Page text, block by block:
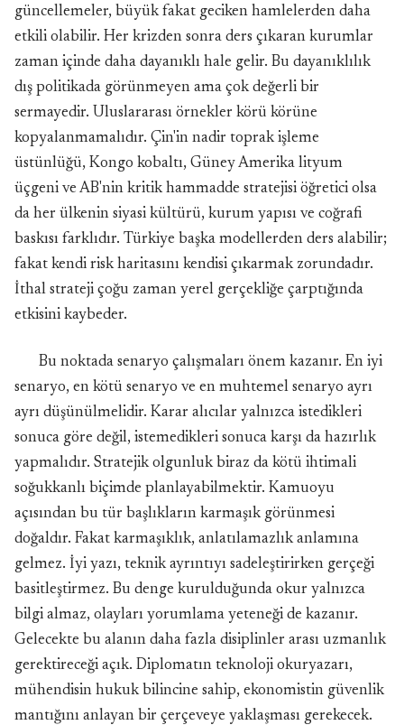
güncellemeler, büyük fakat geciken hamlelerden daha
etkili olabilir. Her krizden sonra ders çıkaran kurumlar
zaman içinde daha dayanıklı hale gelir. Bu dayanıklılık
dış politikada görünmeyen ama çok değerli bir
sermayedir. Uluslararası örnekler körü körüne
kopyalanmamalıdır. Çin'in nadir toprak işleme
üstünlüğü, Kongo kobaltı, Güney Amerika lityum
üçgeni ve AB'nin kritik hammadde stratejisi öğretici olsa
da her ülkenin siyasi kültürü, kurum yapısı ve coğrafi
baskısı farklıdır. Türkiye başka modellerden ders alabilir;
fakat kendi risk haritasını kendisi çıkarmak zorundadır.
İthal strateji çoğu zaman yerel gerçekliğe çarptığında
etkisini kaybeder.
Bu noktada senaryo çalışmaları önem kazanır. En iyi
senaryo, en kötü senaryo ve en muhtemel senaryo ayrı
ayrı düşünülmelidir. Karar alıcılar yalnızca istedikleri
sonuca göre değil, istemedikleri sonuca karşı da hazırlık
yapmalıdır. Stratejik olgunluk biraz da kötü ihtimali
soğukkanlı biçimde planlayabilmektir. Kamuoyu
açısından bu tür başlıkların karmaşık görünmesi
doğaldır. Fakat karmaşıklık, anlatılamazlık anlamına
gelmez. İyi yazı, teknik ayrıntıyı sadeleştirirken gerçeği
basitleştirmez. Bu denge kurulduğunda okur yalnızca
bilgi almaz, olayları yorumlama yeteneği de kazanır.
Gelecekte bu alanın daha fazla disiplinler arası uzmanlık
gerektireceği açık. Diplomatın teknoloji okuryazarı,
mühendisin hukuk bilincine sahip, ekonomistin güvenlik
mantığını anlayan bir çerçeveye yaklaşması gerekecek.